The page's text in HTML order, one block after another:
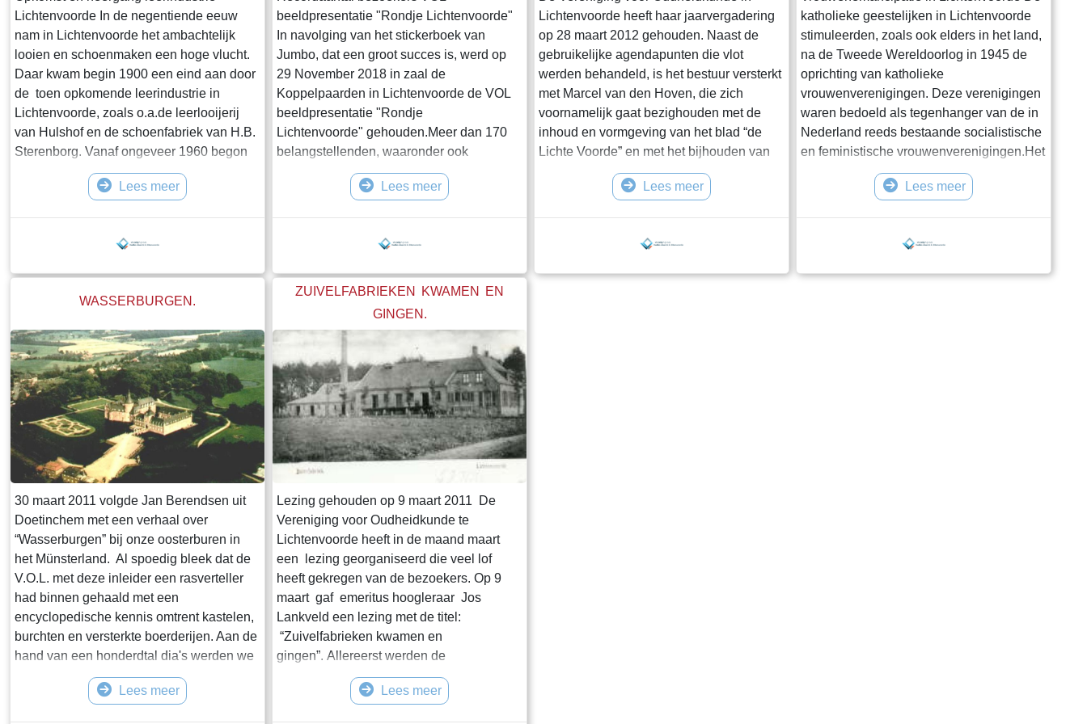
Lichtenvoorde In de negentiende eeuw
nam in Lichtenvoorde het ambachtelijk
looien en schoenmaken een hoge vlucht.
Daar kwam begin 1900 een eind aan door
de toen opkomende leerindustrie in
Lichtenvoorde, zoals o.a.de leerlooijerij
van Hulshof en de schoenfabriek van H.B.
Sterenborg. Vanaf ongeveer 1960 begon
echter ook de aftakeling van de
Lichtenvoordse leerindustrie en is door het
definitief uit Lichtenvoorde verdwenen.Om
Lees meer
beeldpresentatie "Rondje Lichtenvoorde"
In navolging van het stickerboek van
Jumbo, dat een groot succes is, werd op
29 November 2018 in zaal de
Koppelpaarden in Lichtenvoorde de VOL
beeldpresentatie "Rondje
Lichtenvoorde" gehouden.Meer dan 170
belangstellenden, waaronder ook
jongeren, waren komen opdagen. Er
moesten stoelen bijgeplaatst worden.Ons
straatbeelden en gebouwen door het
tijden. Het publiek genoot zichtbaar van
Lees meer
Lichtenvoorde heeft haar jaarvergadering
op 28 maart 2012 gehouden. Naast de
gebruikelijke agendapunten die vlot
werden behandeld, is het bestuur versterkt
met Marcel van den Hoven, die zich
voornamelijk gaat bezighouden met de
inhoud en vormgeving van het blad “de
Lichte Voorde” en met het bijhouden van
de website die in de steigers staat. De
website is voor een deel al te bekijken,
Tevens is het bestuur gemachtigd een
Lees meer
katholieke geestelijken in Lichtenvoorde
stimuleerden, zoals ook elders in het land,
na de Tweede Wereldoorlog in 1945 de
oprichting van katholieke
vrouwenverenigingen. Deze verenigingen
waren bedoeld als tegenhanger van de in
Nederland reeds bestaande socialistische
en feministische vrouwenverenigingen.Het
doel van de katholieke
vrouwenverenigingen was globaal:
mensen uit de grote steden. Op 9 mei 1946
Lees meer
WASSERBURGEN.
30 maart 2011 volgde Jan Berendsen uit
Doetinchem met een verhaal over
“Wasserburgen” bij onze oosterburen in
het Münsterland. Al spoedig bleek dat de
V.O.L. met deze inleider een rasverteller
had binnen gehaald met een
encyclopedische kennis omtrent kastelen,
burchten en versterkte boerderijen. Aan de
hand van een honderdtal dia's werden we
ingewijd in de ontstaansgeschiedenis van
burchten, hun functie als veilige haven
Lees meer
ZUIVELFABRIEKEN KWAMEN EN
GINGEN.
Lezing gehouden op 9 maart 2011 De
Vereniging voor Oudheidkunde te
Lichtenvoorde heeft in de maand maart
een lezing georganiseerd die veel lof
heeft gekregen van de bezoekers. Op 9
maart gaf emeritus hoogleraar Jos
Lankveld een lezing met de titel:
“Zuivelfabrieken kwamen en
gingen”. Allereerst werden de
melkproductie, het melkeiwit en de
melkvetgehaltes van de koe aan het eind
Lees meer